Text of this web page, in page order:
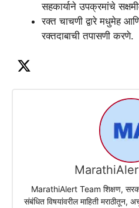
सहकार्याने उपक्रमांचे
रक्त चाचणी द्वारे मधुमेह
रक्तदाबाची तपासणी करणे.
MarathiAlert Team शिक्षण,
संबंधित विषयांवरील माहिती मराठीतून,